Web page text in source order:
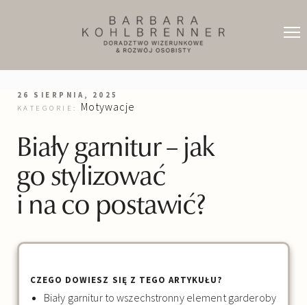
26 SIERPNIA, 2025
KATEGORIE: Motywacje
Biały garnitur – jak
go stylizować
i na co postawić?
CZEGO DOWIESZ SIĘ Z TEGO ARTYKUŁU?
Biały garnitur to wszechstronny element garderoby